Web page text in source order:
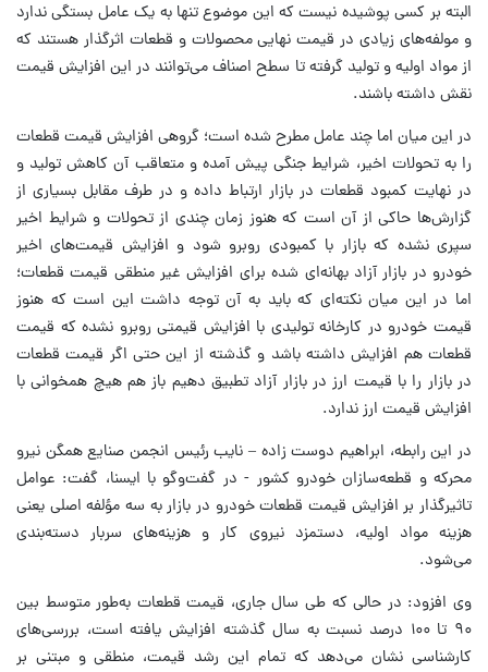
البته بر کسی پوشیده نیست که این موضوع تنها به یک عامل بستگی ندارد
و مولفه‌های زیادی در قیمت نهایی محصولات و قطعات اثرگذار هستند که
از مواد اولیه و تولید گرفته تا سطح اصناف می‌توانند در این افزایش قیمت
نقش داشته باشند.
در این میان اما چند عامل مطرح شده است؛ گروهی افزایش قیمت قطعات
را به تحولات اخیر، شرایط جنگی پیش آمده و متعاقب آن کاهش تولید و
در نهایت کمبود قطعات در بازار ارتباط داده و در طرف مقابل بسیاری از
گزارش‌ها حاکی از آن است که هنوز زمان چندی از تحولات و شرایط اخیر
سپری نشده که بازار با کمبودی روبرو شود و افزایش قیمت‌های اخیر
خودرو در بازار آزاد بهانه‌ای شده برای افزایش غیر منطقی قیمت قطعات؛
اما در این میان نکته‌ای که باید به آن توجه داشت این است که هنوز
قیمت خودرو در کارخانه‌ تولیدی با افزایش قیمتی روبرو نشده که قیمت
قطعات هم افزایش داشته باشد و گذشته از این حتی اگر قیمت قطعات
در بازار را با قیمت ارز در بازار آزاد تطبیق دهیم باز هم هیچ همخوانی با
افزایش قیمت ارز ندارد.
در این رابطه، ابراهیم دوست زاده – نایب رئیس انجمن صنایع همگن نیرو
محرکه و قطعه‌سازان خودرو کشور - در گفت‌وگو با ایسنا، گفت: عوامل
تاثیرگذار بر افزایش قیمت قطعات خودرو در بازار به سه مؤلفه اصلی یعنی
هزینه مواد اولیه، دستمزد نیروی کار و هزینه‌های سربار دسته‌بندی
می‌شود.
وی افزود: در حالی که طی سال جاری، قیمت قطعات به‌طور متوسط بین
۹۰ تا ۱۰۰ درصد نسبت به سال گذشته افزایش یافته است، بررسی‌های
کارشناسی نشان می‌دهد که تمام این رشد قیمت، منطقی و مبتنی بر